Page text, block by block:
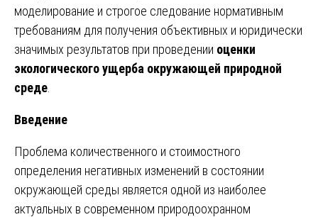
моделирование и строгое следование нормативным
требованиям для получения объективных и юридически
значимых результатов при проведении оценки
экологического ущерба окружающей природной
среде
Введение
Проблема количественного и стоимостного
определения негативных изменений в состоянии
окружающей среды является одной из наиболее
актуальных в современном природоохранном